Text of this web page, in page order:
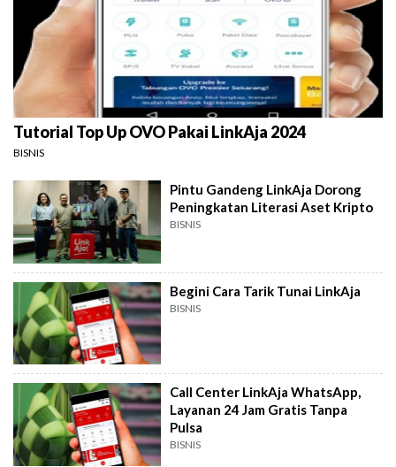
Tutorial Top Up OVO Pakai LinkAja 2024
BISNIS
Pintu Gandeng LinkAja Dorong
Peningkatan Literasi Aset Kripto
BISNIS
Begini Cara Tarik Tunai LinkAja
BISNIS
Call Center LinkAja WhatsApp,
Layanan 24 Jam Gratis Tanpa
Pulsa
BISNIS